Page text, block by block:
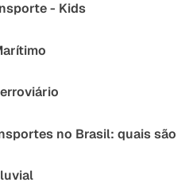
- Kids
no Brasil: quais são